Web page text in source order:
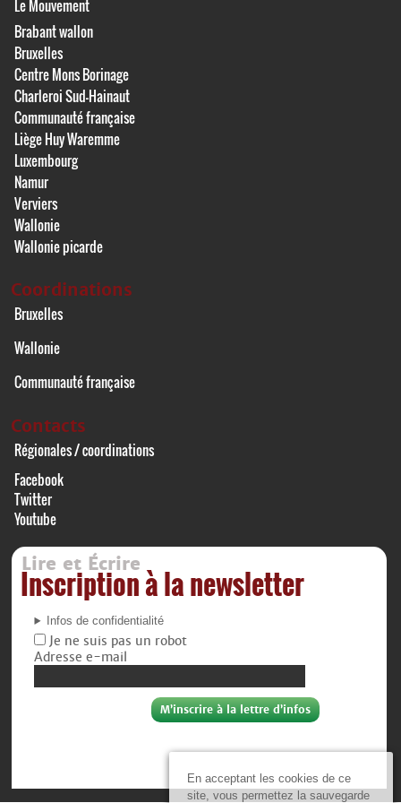
En acceptant les cookies de ce
site, vous permettez la sauvegarde
Le Mouvement
Brabant wallon
Bruxelles
Centre Mons Borinage
Charleroi Sud-Hainaut
Communauté française
Liège Huy Waremme
Luxembourg
Namur
Verviers
Wallonie
Wallonie picarde
Coordinations
Bruxelles
Wallonie
Communauté française
Contacts
Régionales / coordinations
Facebook
Twitter
Youtube
Lire et Écrire
Inscription à la newsletter
Infos de confidentialité
Je ne suis pas un robot
Adresse e-mail